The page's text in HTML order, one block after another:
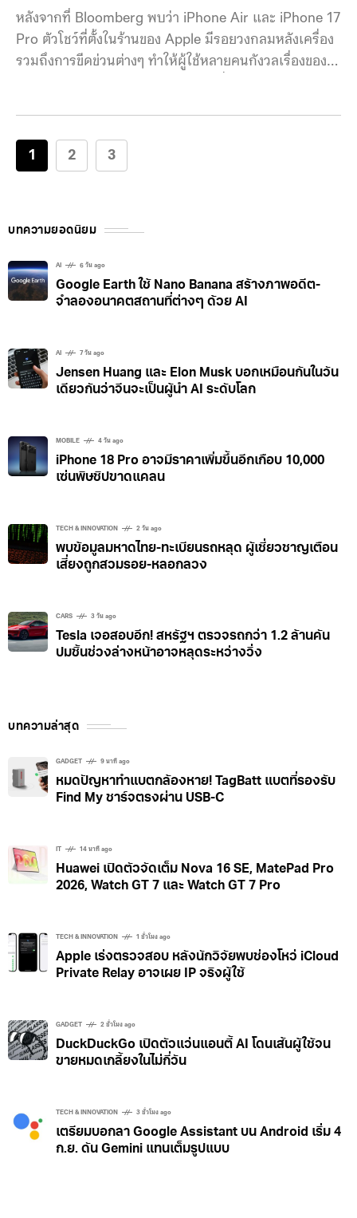
หลังจากที่ Bloomberg พบว่า iPhone Air และ iPhone 17
Pro ตัวโชว์ที่ตั้งในร้านของ Apple มีรอยวงกลมหลังเครื่อง
รวมถึงการขีดข่วนต่างๆ ทำให้ผู้ใช้หลายคนกังวลเรื่องของ
ใหม่ของ Apple มีประสิทธิภาพมากขึ้น ระบายความร้อนได้
ดีขึ้น รวมถึงอายุการใช้งานแบตเตอรี่ที่ยาวนานขึ้นแต่ข้อเสีย
1 2 3
บทความยอดนิยม
AI 6 วัน ago
Google Earth ใช้ Nano Banana สร้างภาพอดีต-
จำลองอนาคตสถานที่ต่างๆ ด้วย AI
AI 7 วัน ago
Jensen Huang และ Elon Musk บอกเหมือนกันในวัน
เดียวกันว่าจีนจะเป็นผู้นำ AI ระดับโลก
MOBILE 4 วัน ago
iPhone 18 Pro อาจมีราคาเพิ่มขึ้นอีกเกือบ 10,000
เซ่นพิษชิปขาดแคลน
TECH & INNOVATION 2 วัน ago
พบข้อมูลมหาดไทย-ทะเบียนรถหลุด ผู้เชี่ยวชาญเตือน
เสี่ยงถูกสวมรอย-หลอกลวง
CARS 3 วัน ago
Tesla เจอสอบอีก! สหรัฐฯ ตรวจรถกว่า 1.2 ล้านคัน
ปมชิ้นช่วงล่างหน้าอาจหลุดระหว่างวิ่ง
บทความล่าสุด
GADGET 9 นาที ago
หมดปัญหาทำแบตกล้องหาย! TagBatt แบตที่รองรับ
Find My ชาร์จตรงผ่าน USB-C
IT 14 นาที ago
Huawei เปิดตัวจัดเต็ม Nova 16 SE, MatePad Pro
2026, Watch GT 7 และ Watch GT 7 Pro
TECH & INNOVATION 1 ชั่วโมง ago
Apple เร่งตรวจสอบ หลังนักวิจัยพบช่องโหว่ iCloud
Private Relay อาจเผย IP จริงผู้ใช้
GADGET 2 ชั่วโมง ago
DuckDuckGo เปิดตัวแว่นแอนตี้ AI โดนเส้นผู้ใช้จน
ขายหมดเกลี้ยงในไม่กี่วัน
TECH & INNOVATION 3 ชั่วโมง ago
เตรียมบอกลา Google Assistant บน Android เริ่ม 4
ก.ย. ดัน Gemini แทนเต็มรูปแบบ